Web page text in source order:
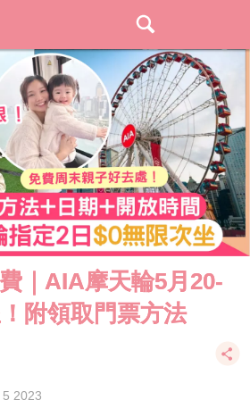
｜AIA摩天輪5月20-
附領取門票方法
5 2023